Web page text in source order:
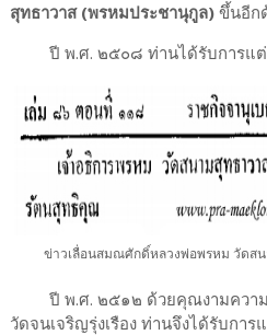
สุทธาวาส (พรหมประชานุกูล)ขึ้นอีก
ปี พ.ศ. ๒๕๐๘ ท่านได้รับการแต่ง
ข่าวเลื่อนสมณศักดิ์หลวงพ่อพรหม วัดสน
ปี พ.ศ. ๒๕๑๒ ด้วยคุณงามควา
วัดจนเจริญรุ่งเรือง ท่านจึงได้รับกา